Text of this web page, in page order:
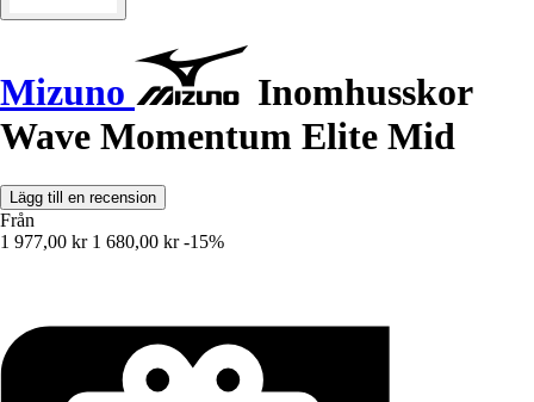
Mizuno
Inomhusskor
Wave Momentum Elite Mid
Lägg till en recension
Från
1 977,00 kr 1 680,00 kr -15%